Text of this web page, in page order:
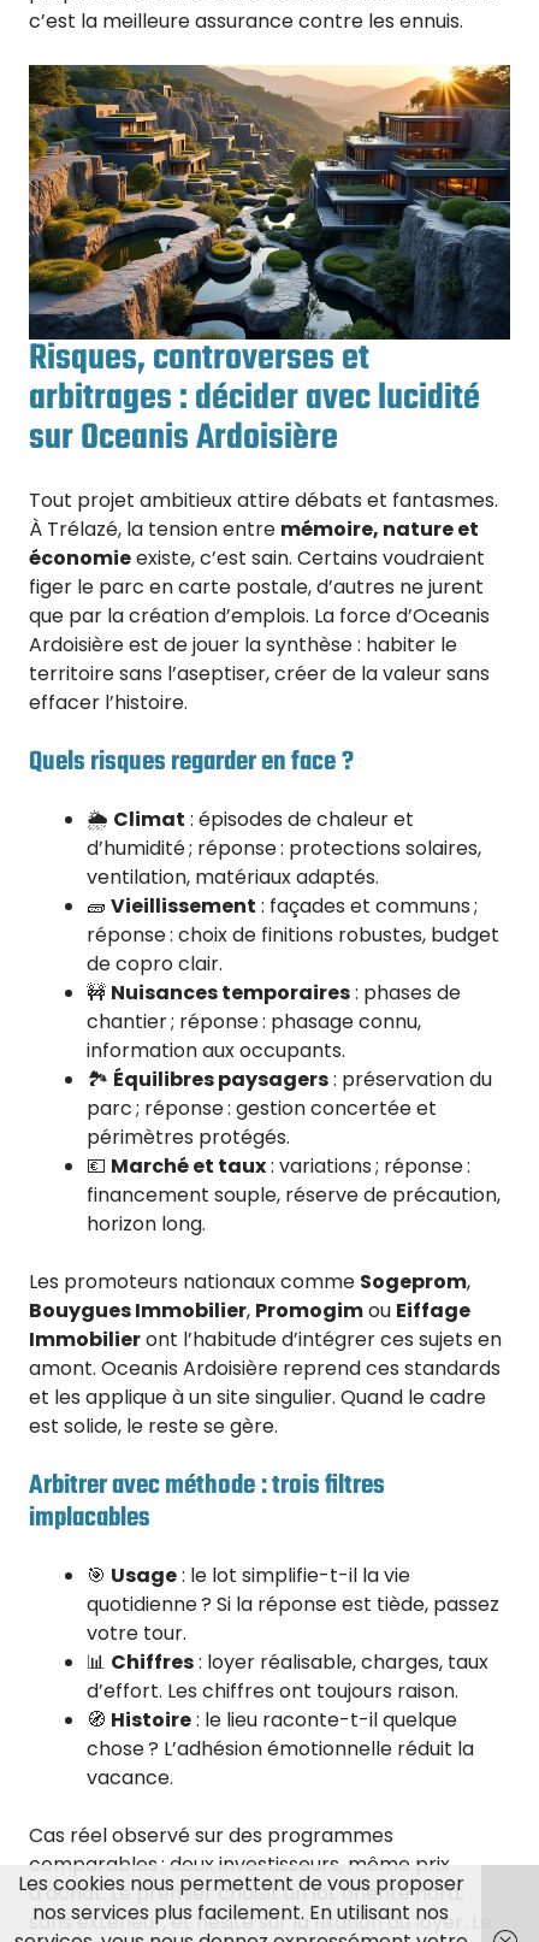
c’est la meilleure assurance contre les ennuis.
Risques, controverses et
arbitrages : décider avec lucidité
sur Oceanis Ardoisière
Tout projet ambitieux attire débats et fantasmes.
À Trélazé, la tension entre mémoire, nature et
économieexiste, c’est sain. Certains voudraient
figer le parc en carte postale, d’autres ne jurent
que par la création d’emplois. La force d’Oceanis
Ardoisière est de jouer la synthèse : habiter le
territoire sans l’aseptiser, créer de la valeur sans
effacer l’histoire.
Quels risques regarder en face ?
🌦️ Climat : épisodes de chaleur et
d’humidité ; réponse : protections solaires,
ventilation, matériaux adaptés.
🧱 Vieillissement : façades et communs ;
réponse : choix de finitions robustes, budget
de copro clair.
🚧 Nuisances temporaires: phases de
chantier ; réponse : phasage connu,
information aux occupants.
🏞️ Équilibres paysagers: préservation du
parc ; réponse : gestion concertée et
périmètres protégés.
💶 Marché et taux: variations ; réponse :
financement souple, réserve de précaution,
horizon long.
Les promoteurs nationaux comme Sogeprom,
Bouygues Immobilier, Promogimou Eiffage
Immobilieront l’habitude d’intégrer ces sujets en
amont. Oceanis Ardoisière reprend ces standards
et les applique à un site singulier. Quand le cadre
est solide, le reste se gère.
Arbitrer avec méthode : trois filtres
implacables
🎯 Usage: le lot simplifie-t-il la vie
quotidienne ? Si la réponse est tiède, passez
votre tour.
📊 Chiffres: loyer réalisable, charges, taux
d’effort. Les chiffres ont toujours raison.
🧭 Histoire: le lieu raconte-t-il quelque
chose ? L’adhésion émotionnelle réduit la
vacance.
Cas réel observé sur des programmes
comparables : deux investisseurs, même prix
d’achat. Le premier choisit un lot orienté nord,
sans extérieur, et hésite sur la fixation du loyer. Le
Les cookies nous permettent de vous proposer
nos services plus facilement. En utilisant nos